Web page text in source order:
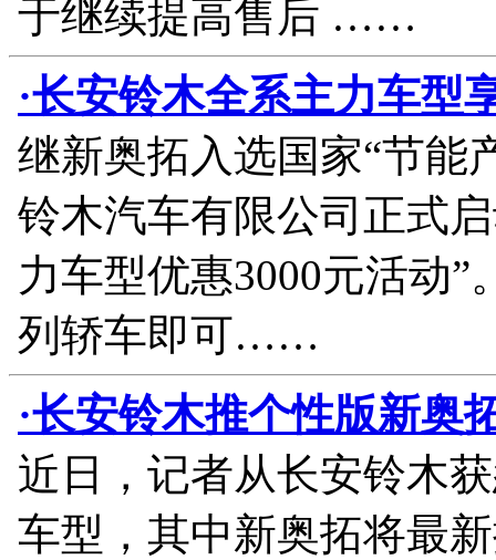
于继续提高售后 ……
·长安铃木全系主力车型
继新奥拓入选国家“节能
铃木汽车有限公司正式
力车型优惠3000元活动
列轿车即可……
·长安铃木推个性版新奥
近日，记者从长安铃木
车型，其中新奥拓将最